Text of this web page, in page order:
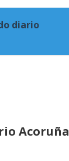
diario
Acoruña